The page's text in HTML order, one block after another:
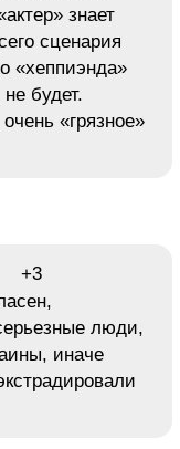
знает
сценария
«хеппиэнда»
будет.
«грязное»
+3
люди,
иначе